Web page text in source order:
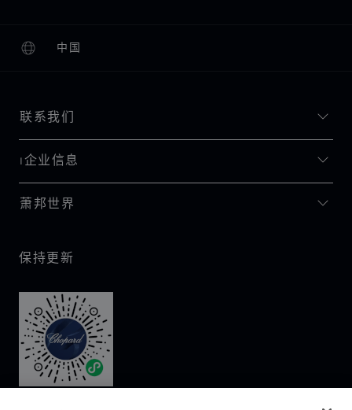
中国
本地化（更改国家/地区）
更改国家/地区
联系我们
I企业信息
萧邦世界
保持更新